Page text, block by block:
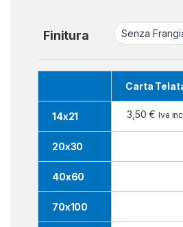
Finitura
Carta
14x21 3,50€ Iva
20x30
40x60
70x100